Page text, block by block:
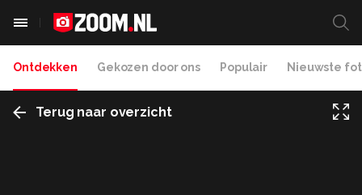
Ontdekken Gekozen door ons Populair Nieuwste
Terug naar overzicht